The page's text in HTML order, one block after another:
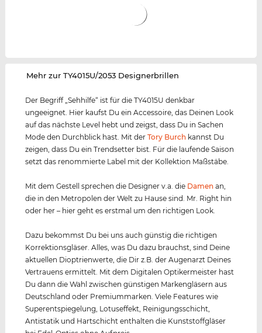
‌Mehr zur TY4015U/2053 Designerbrillen
Der Begriff „Sehhilfe“ ist für die TY4015U denkbar
ungeeignet. Hier kaufst Du ein Accessoire, das Deinen Look
auf das nächste Level hebt und zeigst, dass Du in Sachen
Mode den Durchblick hast. Mit derTory Burch kannst Du
zeigen, dass Du ein Trendsetter bist. Für die laufende Saison
setzt das renommierte Label mit der Kollektion Maßstäbe.
Mit dem Gestell sprechen die Designer v.a. die Damen an,
die in den Metropolen der Welt zu Hause sind. Mr. Right hin
oder her – hier geht es erstmal um den richtigen Look.
Dazu bekommst Du bei uns auch günstig die richtigen
Korrektionsgläser. Alles, was Du dazu brauchst, sind Deine
aktuellen Dioptrienwerte, die Dir z.B. der Augenarzt Deines
Vertrauens ermittelt. Mit dem Digitalen Optikermeister hast
Du dann die Wahl zwischen günstigen Markengläsern aus
Deutschland oder Premiummarken. Viele Features wie
Superentspiegelung, Lotuseffekt, Reinigungsschicht,
Antistatik und Hartschicht enthalten die Kunststoffgläser